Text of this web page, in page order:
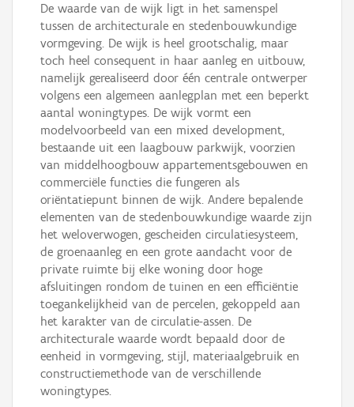
De waarde van de wijk ligt in het samenspel
tussen de architecturale en stedenbouwkundige
vormgeving. De wijk is heel grootschalig, maar
toch heel consequent in haar aanleg en uitbouw,
namelijk gerealiseerd door één centrale ontwerper
volgens een algemeen aanlegplan met een beperkt
aantal woningtypes. De wijk vormt een
modelvoorbeeld van een mixed development,
bestaande uit een laagbouw parkwijk, voorzien
van middelhoogbouw appartementsgebouwen en
commerciële functies die fungeren als
oriëntatiepunt binnen de wijk. Andere bepalende
elementen van de stedenbouwkundige waarde zijn
het weloverwogen, gescheiden circulatiesysteem,
de groenaanleg en een grote aandacht voor de
private ruimte bij elke woning door hoge
afsluitingen rondom de tuinen en een efficiëntie
toegankelijkheid van de percelen, gekoppeld aan
het karakter van de circulatie-assen. De
architecturale waarde wordt bepaald door de
eenheid in vormgeving, stijl, materiaalgebruik en
constructiemethode van de verschillende
woningtypes.